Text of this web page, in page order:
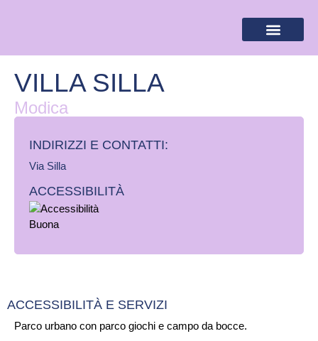
VILLA SILLA
Modica
INDIRIZZI E CONTATTI:​
Via Silla
ACCESSIBILITÀ
Parco urbano con parco giochi e campo da bocce.
ACCESSIBILITÀ E SERVIZI